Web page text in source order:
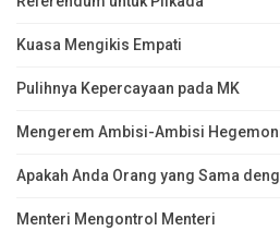
Kuasa Mengikis Empati
Pulihnya Kepercayaan pada MK
Mengerem Ambisi-Ambisi
Apakah Anda Orang yang Sama
Menteri Mengontrol Menteri